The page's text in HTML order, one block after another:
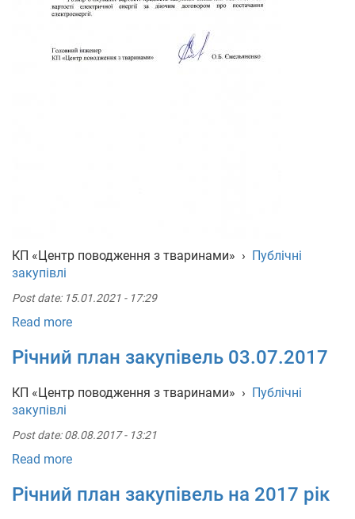
КП «Центр поводження з тваринами» › Публічні
закупівлі
Post date: 15.01.2021 - 17:29
Read more
Річний план закупівель 03.07.2017
КП «Центр поводження з тваринами» › Публічні
закупівлі
Post date:08.08.2017 - 13:21
Read more
Річний план закупівель на 2017 рік